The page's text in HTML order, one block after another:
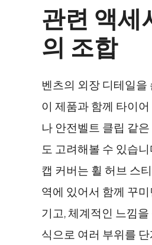
관련 액세
의 조합
벤츠의 외장 디테일을
이 제품과 함께 타이
나 안전벨트 클립 같
도 고려해볼 수 있습
캡 커버는 휠 허브 스
역에 있어서 함께 꾸
기고, 체계적인 느낌
식으로 여러 부위를